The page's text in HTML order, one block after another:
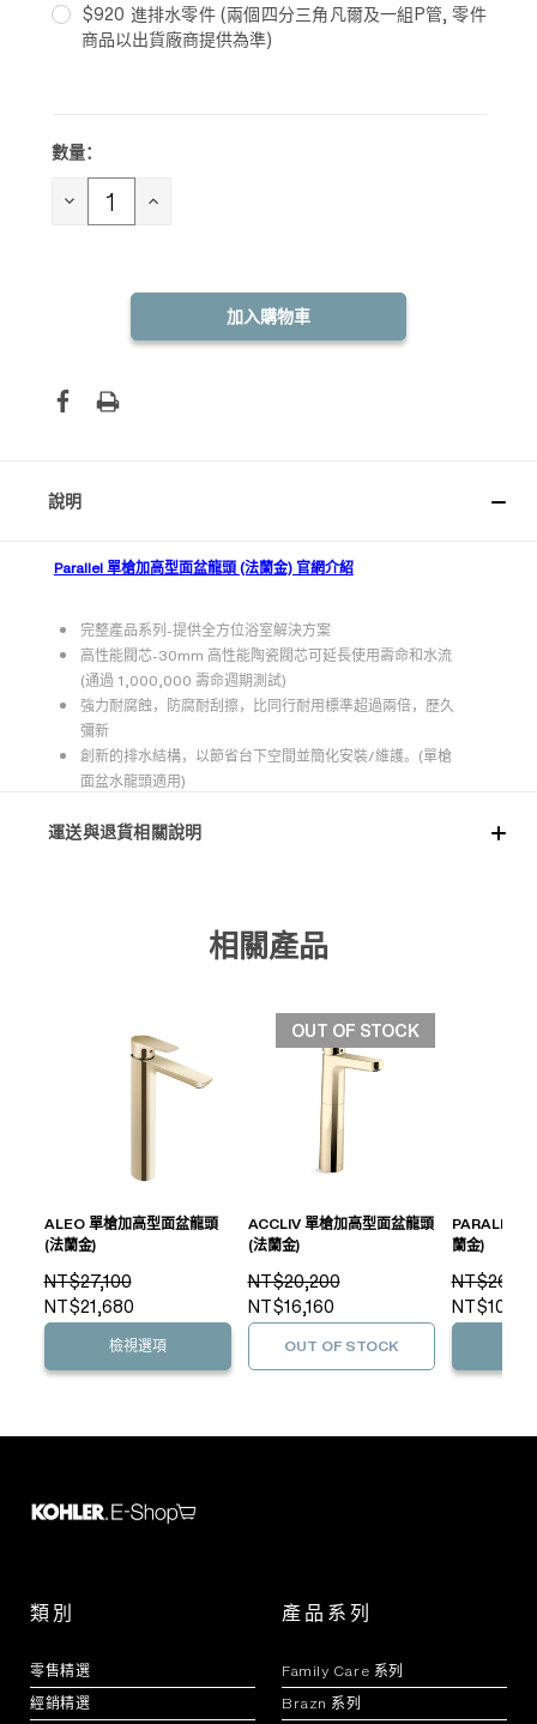
$920 進排水零件 (兩個四分三角凡爾及一組P管, 零件
商品以出貨廠商提供為準)
目前
存：
數量：
減 增
說明
Parallel 單槍加高型面盆龍頭 (法蘭金) 官網介紹
完整產品系列-提供全方位浴室解決方案
高性能閥芯-30mm 高性能陶瓷閥芯可延長使用壽命和水流
(通過 1,000,000 壽命週期測試)
強力耐腐蝕，防腐耐刮擦，比同行耐用標準超過兩倍，歷久
彌新
創新的排水結構，以節省台下空間並簡化安裝/維護。(單槍
面盆水龍頭適用)
運送與退貨相關說明
相關產品
ALEO 單槍加高型面盆龍頭
(法蘭金)
NT$27,100
NT$21,680
檢視選項
OUT OF STOCK
ACCLIV 單槍加高型面盆龍頭
(法蘭金)
NT$20,200
NT$16,160
OUT OF STOCK
PARALLEL
蘭金)
類別
零售精選
經銷精選
產品系列
Family Care 系列
Brazn 系列